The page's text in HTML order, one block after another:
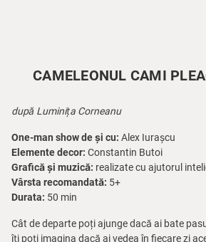
CAMELEONUL CAMI
după Luminița Corneanu
One-man show de și cu: Alex Iurașcu
Elemente decor: Constantin Butoi
Grafică și muzică: realizate cu ajutorul
Vârsta recomandată: 5+
Durata: 50 min
Cât de departe poți ajunge dacă ai bate
îți poți imagina dacă ai vedea în fiecare zi